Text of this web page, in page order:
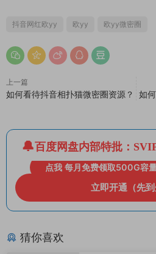
抖音网红欧yy 欧yy 欧yy微密圈
上一篇
如何看待抖音相扑猫微密圈资源？
如
百度网盘内部特批：
点我 每月免费领取500G容
立即开通（先到
猜你喜欢